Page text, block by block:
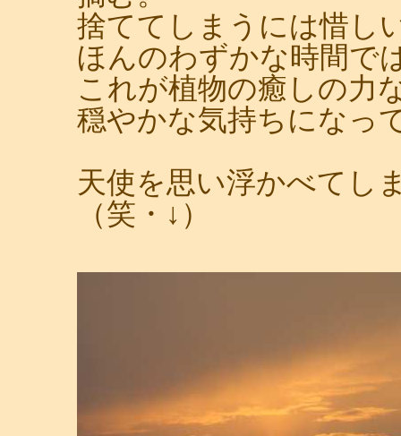
捨ててしまうには惜し
ほんのわずかな時間で
これが植物の癒しの力
穏やかな気持ちになっ
天使を思い浮かべてし
（笑・↓）